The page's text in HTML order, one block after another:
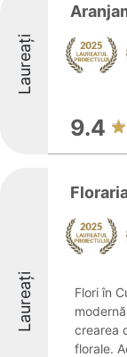
Laureați
9.4
Laureați
Flori în
crearea
florale.